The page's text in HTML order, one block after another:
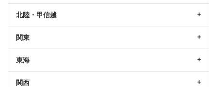
北陸・甲信越
関東
東海
関西